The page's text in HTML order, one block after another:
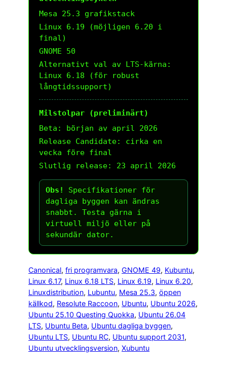
Mesa 25.3 grafikstack
Linux 6.19 (möjligen 6.20 i
final)
GNOME 50
Alternativt val av LTS-kärna:
Linux 6.18 (för robust
långtidssupport)
Milstolpar (preliminärt)
Beta: början av april 2026
Release Candidate: cirka en
vecka före final
Slutlig release: 23 april 2026
Obs!
Specifikationer för
dagliga byggen kan ändras
snabbt. Testa gärna i
virtuell miljö eller på
sekundär dator.
Canonical, fri programvara, GNOME 49, Kubuntu
Linux 6.17, Linux 6.18 LTS, Linux 6.19, Linux 6.20
Linuxdistribution, Lubuntu, Mesa 25.3, öppen
källkod, Resolute Raccoon, Ubuntu, Ubuntu 2026
Ubuntu 25.10 Questing Quokka, Ubuntu 26.04
LTS, Ubuntu Beta, Ubuntu dagliga byggen
Ubuntu LTS, Ubuntu RC, Ubuntu support 2031
Ubuntu utvecklingsversion, Xubuntu